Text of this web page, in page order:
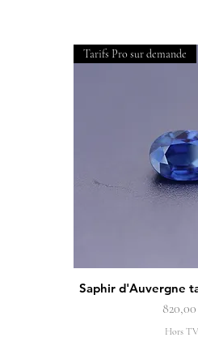
Aperçu
Tarifs Pro sur demande
Saphir d'Auvergne
Prix
Hors